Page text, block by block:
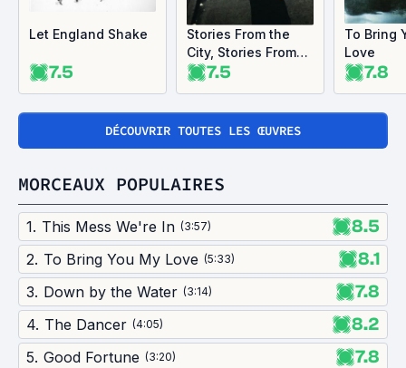
Let England Shake
7.5
Stories From the
City, Stories From
the Sea
7.5
To Bring
Love
7.8
DÉCOUVRIR TOUTES LES ŒUVRES
MORCEAUX POPULAIRES
1. This Mess We're In (3:57) 8.5
2. To Bring You My Love (5:33) 8.1
3. Down by the Water (3:14) 7.8
4. The Dancer (4:05) 8.2
5. Good Fortune (3:20) 7.8